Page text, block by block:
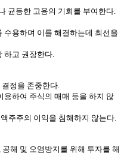
균등한 고용의 기회를 부여한다.
수용하며 이를 해결하는데 최선을
하고 권장한다.
정을 존중한다.
용하여 주식의 매매 등을 하지 않
주주의 이익을 침해하지 않는다.
해 및 오염방지를 위해 투자를 해